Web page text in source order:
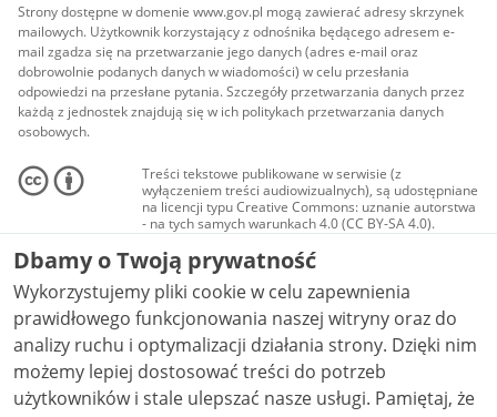
Strony dostępne w domenie www.gov.pl mogą zawierać adresy skrzynek
mailowych. Użytkownik korzystający z odnośnika będącego adresem e-
mail zgadza się na przetwarzanie jego danych (adres e-mail oraz
dobrowolnie podanych danych w wiadomości) w celu przesłania
odpowiedzi na przesłane pytania. Szczegóły przetwarzania danych przez
każdą z jednostek znajdują się w ich politykach przetwarzania danych
osobowych.
Treści tekstowe publikowane w serwisie (z
wyłączeniem treści audiowizualnych), są udostępniane
na licencji typu Creative Commons: uznanie autorstwa
- na tych samych warunkach 4.0 (CC BY-SA 4.0).
Materiały audiowizualne, w tym zdjęcia, materiały
audio i wideo, są udostępniane na licencji typu
Creative Commons: uznanie autorstwa użycie
niekomercyjne - bez utworów zależnych 4.0 (CC BY-
NC-ND 4.0), o ile nie jest to stwierdzone inaczej.
Dbamy o Twoją prywatność
Wykorzystujemy pliki cookie w celu zapewnienia
prawidłowego funkcjonowania naszej witryny oraz do
analizy ruchu i optymalizacji działania strony. Dzięki nim
możemy lepiej dostosować treści do potrzeb
użytkowników i stale ulepszać nasze usługi. Pamiętaj, że